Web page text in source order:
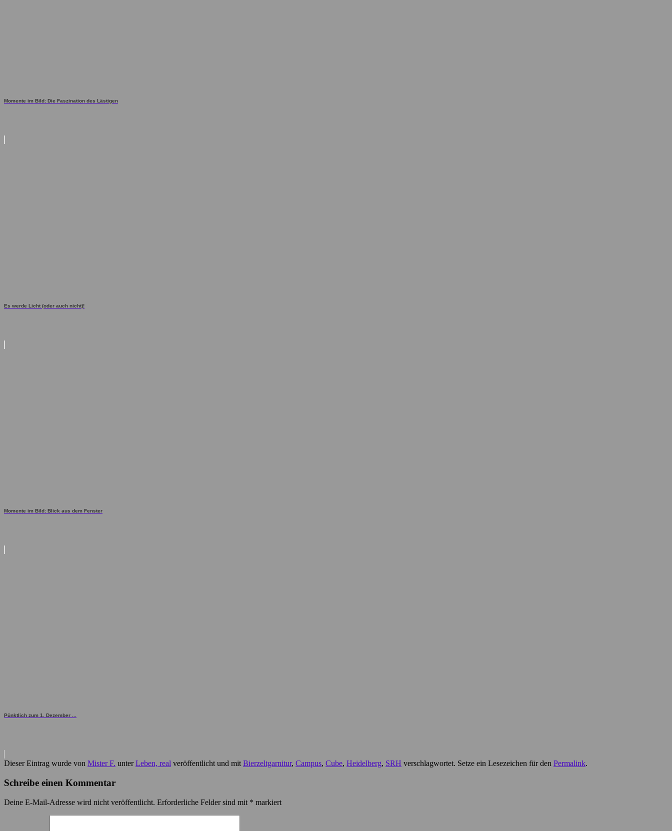
Momente im Bild: Die Faszination des Lästigen
Es werde Licht (oder auch nicht)!
Momente im Bild: Blick aus dem Fenster
Pünktlich zum 1. Dezember ...
Dieser Eintrag wurde von Mister F. unterLeben, real veröffentlicht und mit Bierzeltgarnitur, Campus, Cube, Heidelberg, SRH verschlagwortet. Setze ein Lesezeichen für den Permalink.
Schreibe einen Kommentar
Deine E-Mail-Adresse wird nicht veröffentlicht. Erforderliche Felder sind mit * markiert